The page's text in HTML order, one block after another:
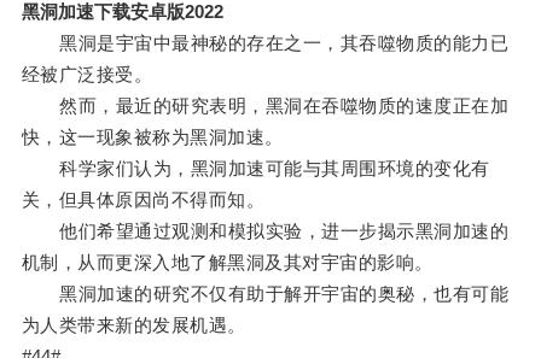
黑洞加速下载安卓版2022
黑洞是宇宙中最神秘的存在之一，其吞噬物质的能力已
经被广泛接受。
然而，最近的研究表明，黑洞在吞噬物质的速度正在加
快，这一现象被称为黑洞加速。
科学家们认为，黑洞加速可能与其周围环境的变化有
关，但具体原因尚不得而知。
他们希望通过观测和模拟实验，进一步揭示黑洞加速的
机制，从而更深入地了解黑洞及其对宇宙的影响。
黑洞加速的研究不仅有助于解开宇宙的奥秘，也有可能
为人类带来新的发展机遇。